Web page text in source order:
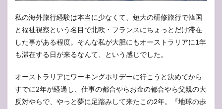
私の海外旅行経験は本当に少なくて、短大の研修旅行で韓国
と福祉視察という名目で北欧・フランスにちょっとだけ滞在
した事がある程度。そんな私が大胆にもオーストラリアに1年
も滞在する日が来るなんて、という感じでした。
オーストラリアにワーキングホリデーに行こうと決めてから
すでに2年が経過し、仕事の都合やらお金の都合やら父親の大
反対やらで、やっと夢に足踏みして来たこの2年。『地球の歩